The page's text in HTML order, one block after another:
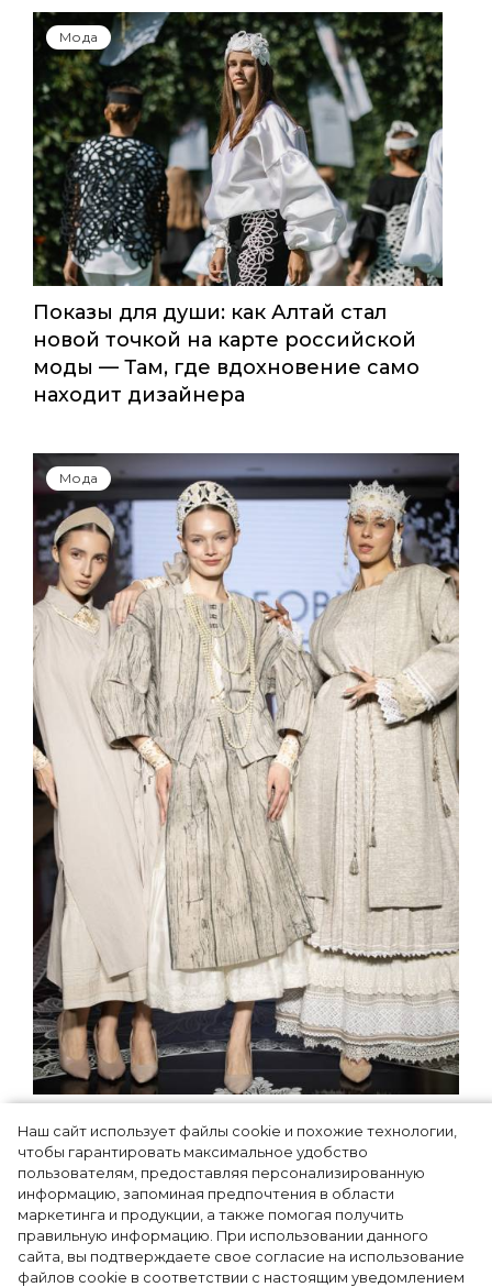
Наш сайт использует файлы cookie и похожие технологии,
чтобы гарантировать максимальное удобство
пользователям, предоставляя персонализированную
информацию, запоминая предпочтения в области
маркетинга и продукции, а также помогая получить
правильную информацию. При использовании данного
сайта, вы подтверждаете свое согласие на использование
файлов cookie в соответствии с настоящим уведомлением
Мода
Показы для души: как Алтай стал
новой точкой на карте российской
моды — Там, где вдохновение само
находит дизайнера
Мода
Как Ульяновск стал столицей
российской моды на два дня —
Подиум, байеры и 100 млн рублей
договорённостей: что случилось на
форуме в Ульяновске